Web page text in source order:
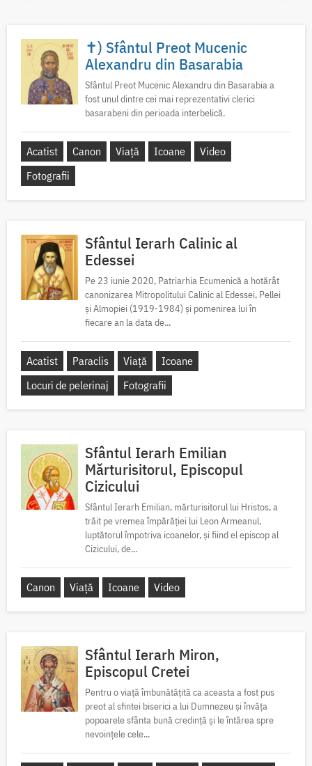
✝) Sfântul Preot Mucenic
Alexandru din Basarabia
Sfântul Preot Mucenic Alexandru din Basarabia a
fost unul dintre cei mai reprezentativi clerici
basarabeni din perioada interbelică.
Acatist Canon Viață Icoane
Video
Fotografii
Sfântul Ierarh Calinic al
Edessei
Pe 23 iunie 2020, Patriarhia Ecumenică a hotărât
canonizarea Mitropolitului Calinic al Edessei, Pellei
și Almopiei (1919-1984) și pomenirea lui în
fiecare an la data de...
Acatist Paraclis Viață
Icoane
Locuri de pelerinaj
Fotografii
Sfântul Ierarh Emilian
Mărturisitorul, Episcopul
Cizicului
Sfântul Ierarh Emilian, mărturisitorul lui Hristos, a
trăit pe vremea împărăției lui Leon Armeanul,
luptătorul împotriva icoanelor, și fiind el episcop al
Cizicului, de...
Canon Viață Icoane Video
Sfântul Ierarh Miron,
Episcopul Cretei
Pentru o viață îmbunătățită ca aceasta a fost pus
preot al sfintei biserici a lui Dumnezeu și învăța
popoarele sfânta bună credință și le întărea spre
nevoințele cele...